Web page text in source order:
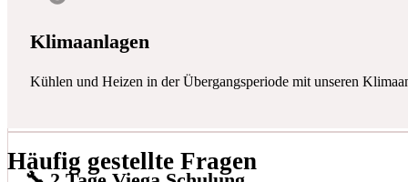
Klimaanlagen
Kühlen und Heizen in der Übergangsperiode mit unseren
Häufig gestellte Fragen